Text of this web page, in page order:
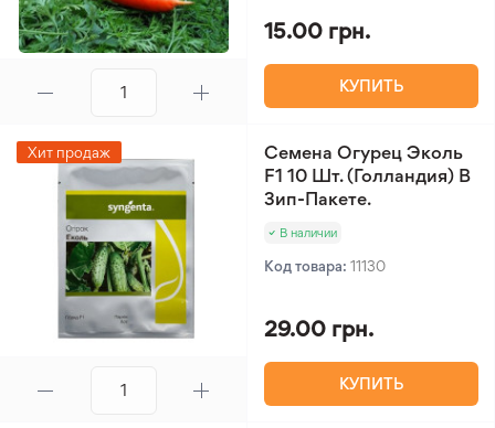
15.00 грн.
КУПИТЬ
Хит продаж
Семена Огурец Эколь
F1 10 Шт. (Голландия) В
Зип-Пакете.
В наличии
Код товара: 11130
29.00 грн.
КУПИТЬ